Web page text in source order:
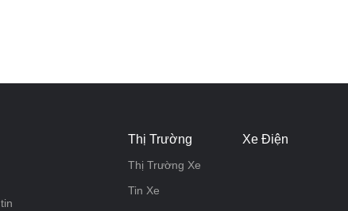
Thị Trường
Thị Trường Xe
Tin Xe
Xe Điện